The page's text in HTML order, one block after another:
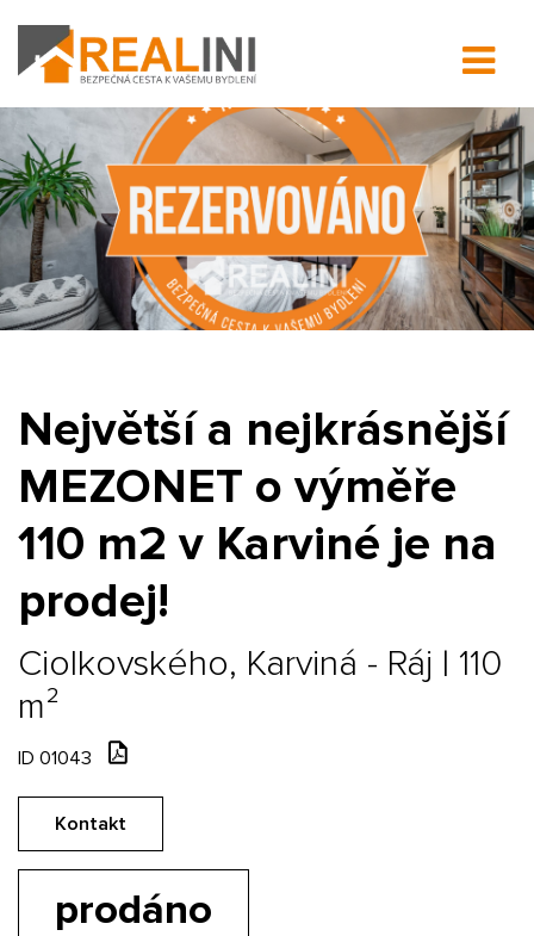
Největší a nejkrásnější
MEZONET o výměře
110 m2 v Karviné je na
prodej!
Ciolkovského, Karviná - Ráj | 110
m²
ID 01043
Kontakt
prodáno